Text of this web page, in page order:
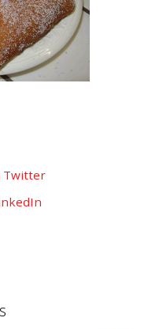
Twitter